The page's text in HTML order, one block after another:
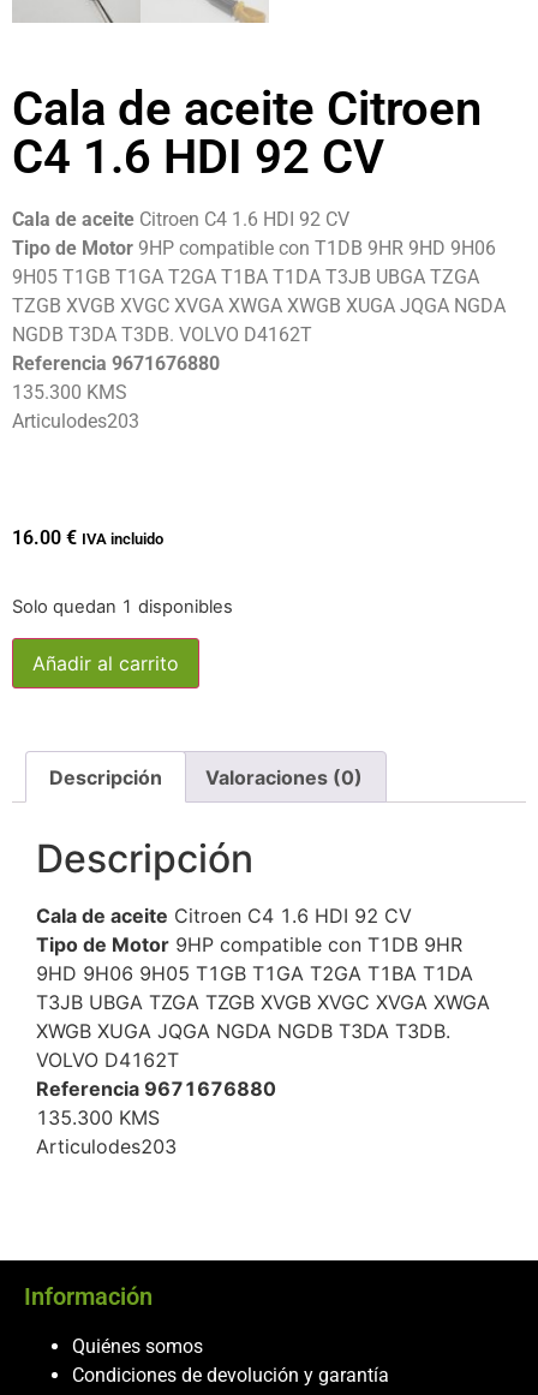
Cala de aceite Citroen
C4 1.6 HDI 92 CV
Cala de aceite Citroen C4 1.6 HDI 92 CV
Tipo de Motor 9HP compatible con T1DB 9HR 9HD 9H06
9H05 T1GB T1GA T2GA T1BA T1DA T3JB UBGA TZGA
TZGB XVGB XVGC XVGA XWGA XWGB XUGA JQGA NGDA
NGDB T3DA T3DB. VOLVO D4162T
Referencia 9671676880
135.300 KMS
Articulodes203
16.00 € IVA incluido
Solo quedan 1 disponibles
Añadir al carrito
Descripción Valoraciones (0)
Descripción
Cala de aceite Citroen C4 1.6 HDI 92 CV
Tipo de Motor 9HP compatible con T1DB 9HR
9HD 9H06 9H05 T1GB T1GA T2GA T1BA T1DA
T3JB UBGA TZGA TZGB XVGB XVGC XVGA XWGA
XWGB XUGA JQGA NGDA NGDB T3DA T3DB.
VOLVO D4162T
Referencia 9671676880
135.300 KMS
Articulodes203
Información
Quiénes somos
Condiciones de devolución y garantía